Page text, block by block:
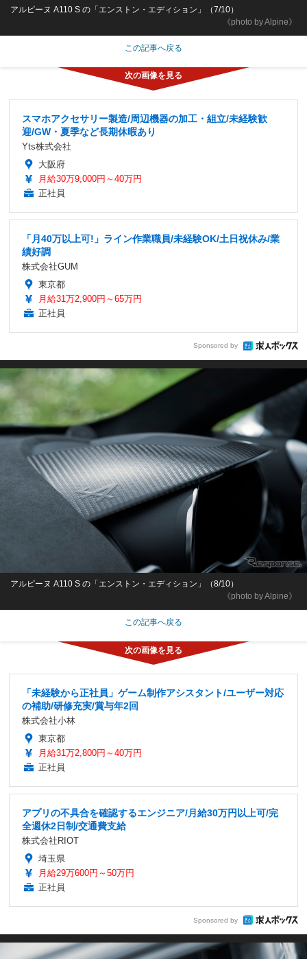
《photo by Alpine》
アルピーヌ A110 S の「エンストン・エディション」（7/10）
この記事へ戻る
スマホアクセサリー製造/周辺機器の加工・組立/未経験歓
迎/GW・夏季など長期休暇あり
Yts株式会社
大阪府
月給30万9,000円～40万円
正社員
「月40万以上可!」ライン作業職員/未経験OK/土日祝休み/業
績好調
株式会社GUM
東京都
月給31万2,900円～65万円
正社員
Sponsored by
《photo by Alpine》
アルピーヌ A110 S の「エンストン・エディション」（8/10）
この記事へ戻る
「未経験から正社員」ゲーム制作アシスタント/ユーザー対応
の補助/研修充実/賞与年2回
株式会社小林
東京都
月給31万2,800円～40万円
正社員
アプリの不具合を確認するエンジニア/月給30万円以上可/完
全週休2日制/交通費支給
株式会社RIOT
埼玉県
月給29万600円～50万円
正社員
Sponsored by